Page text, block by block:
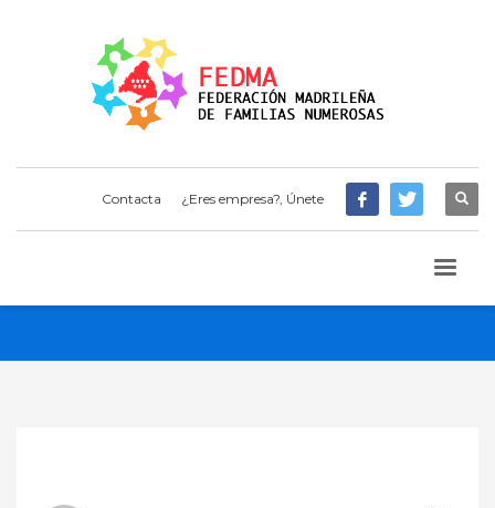
Contacta ¿Eres empresa?, Únete